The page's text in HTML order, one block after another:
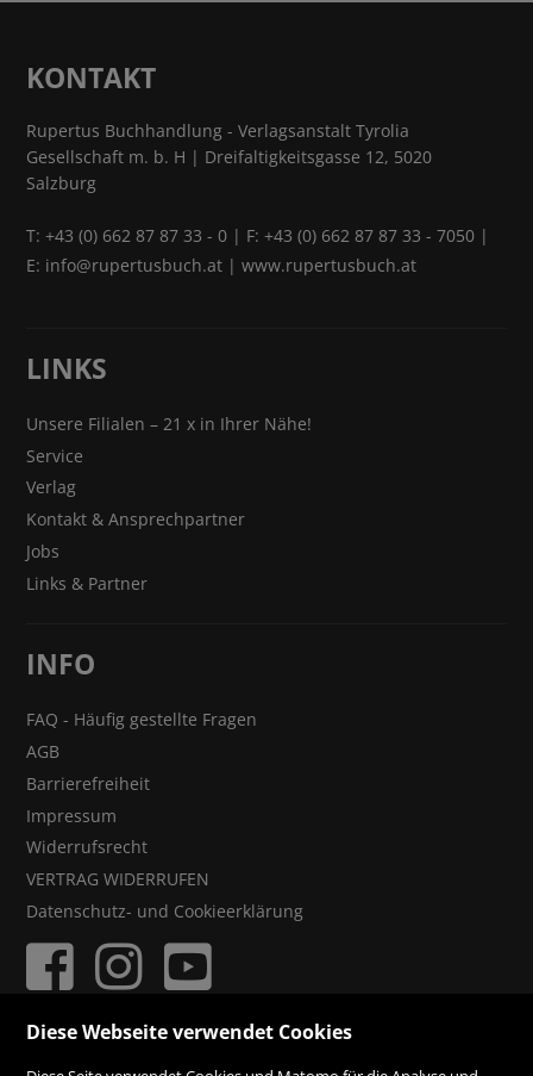
KONTAKT
Rupertus Buchhandlung - Verlagsanstalt Tyrolia
Gesellschaft m. b. H | Dreifaltigkeitsgasse 12, 5020
Salzburg
T:+43 (0) 662 87 87 33 - 0 | F: +43 (0) 662 87 87 33 - 7050 |
E: info@rupertusbuch.at |www.rupertusbuch.at
LINKS
Unsere Filialen – 21 x in Ihrer Nähe!
Service
Verlag
Kontakt & Ansprechpartner
Jobs
Links & Partner
INFO
FAQ - Häufig gestellte Fragen
AGB
Barrierefreiheit
Impressum
Widerrufsrecht
VERTRAG WIDERRUFEN
Datenschutz- und Cookieerklärung
Diese Webseite verwendet Cookies